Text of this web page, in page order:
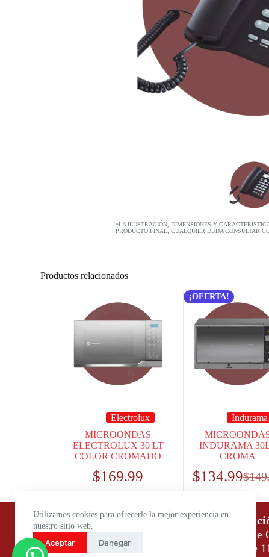
Utilizamos cookies para ofrecerle la mejor experiencia en
nuestro sitio web.
Aceptar Denegar
*LA ILUSTRACIÓN, DIMENSIONES Y
PRODUCTO FINAL, CUALQUIER DUDA CONSULTAR
Productos relacionados
Electrolux
MICROONDAS
ELECTROLUX 30 LT
COLOR CROMADO
$169.99
¡OFERTA!
Indurama
INDURAMA
CROMA
$
$134.99
Horario de atención:
Lunes a Viernes: 9:00 – 18:00
Sábados: 9:00 – 14:00
Daule